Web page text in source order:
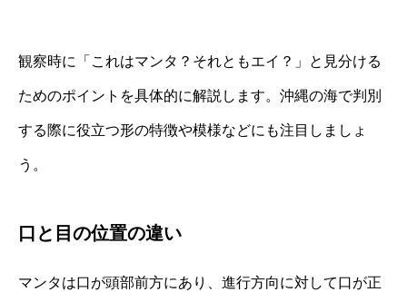
観察時に「これはマンタ？それともエイ？」と見分ける
ためのポイントを具体的に解説します。沖縄の海で判別
する際に役立つ形の特徴や模様などにも注目しましょ
う。
口と目の位置の違い
マンタは口が頭部前方にあり、進行方向に対して口が正